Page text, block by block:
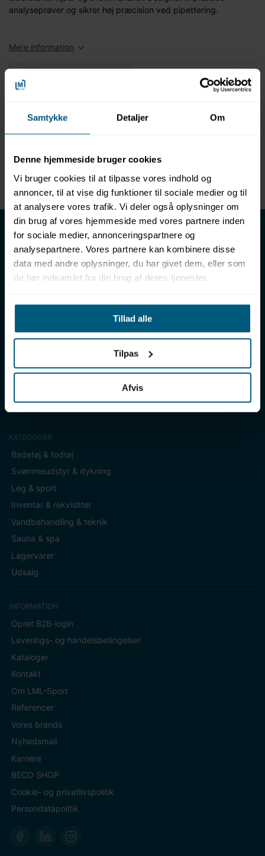
Samtykke Detaljer Om
Denne hjemmeside bruger cookies
Vi bruger cookies til at tilpasse vores indhold og
annoncer, til at vise dig funktioner til sociale medier og til
at analysere vores trafik. Vi deler også oplysninger om
din brug af vores hjemmeside med vores partnere inden
for sociale medier, annonceringspartnere og
analysepartnere. Vores partnere kan kombinere disse
data med andre oplysninger, du har givet dem, eller som
de har indsamlet fra din brug af deres tjenester.
Tillad alle
Tilpas
Afvis
analyseprøver og sikrer høj præcision ved pipettering.
Mere information
Specifikationer
Produktbeskrivelse
Designet til præcise analyseprøver
Sikrer høj præcision ved pipettering
LML SPORT - Alt til vand
LML SPORT er en engrosforhandler af alt til vand. Vores
sortiment omfatter f.eks. badetøj, svømmeudstyr, udstyr til
vandleg og vandsport, vandbehandling og teknik samt inventar
idrætshaller og skoler. Vælg os som din leverandør, fordi vi har
over 50 års erfaring i branchen og tilbyder den højeste
ekspertise og bedste service.
Sverigesvej 12, 8700 Horsens
+45 86 93 39 22
KATEGORIER
Badetøj & fodtøj
Svømmeudstyr & dykning
Leg & sport
Inventar & rekvisitter
Vandbehandling & teknik
Sauna & spa
Lagervarer
Udsalg
INFORMATION
Opret B2B-login
Leverings- og handelsbetingelser
Kataloger
Kontakt
Om LML-Sport
Referencer
Vores brands
Nyhedsmail
Karriere
BECO SHOP
Cookie- og privatlivspolitik
Persondatapolitik